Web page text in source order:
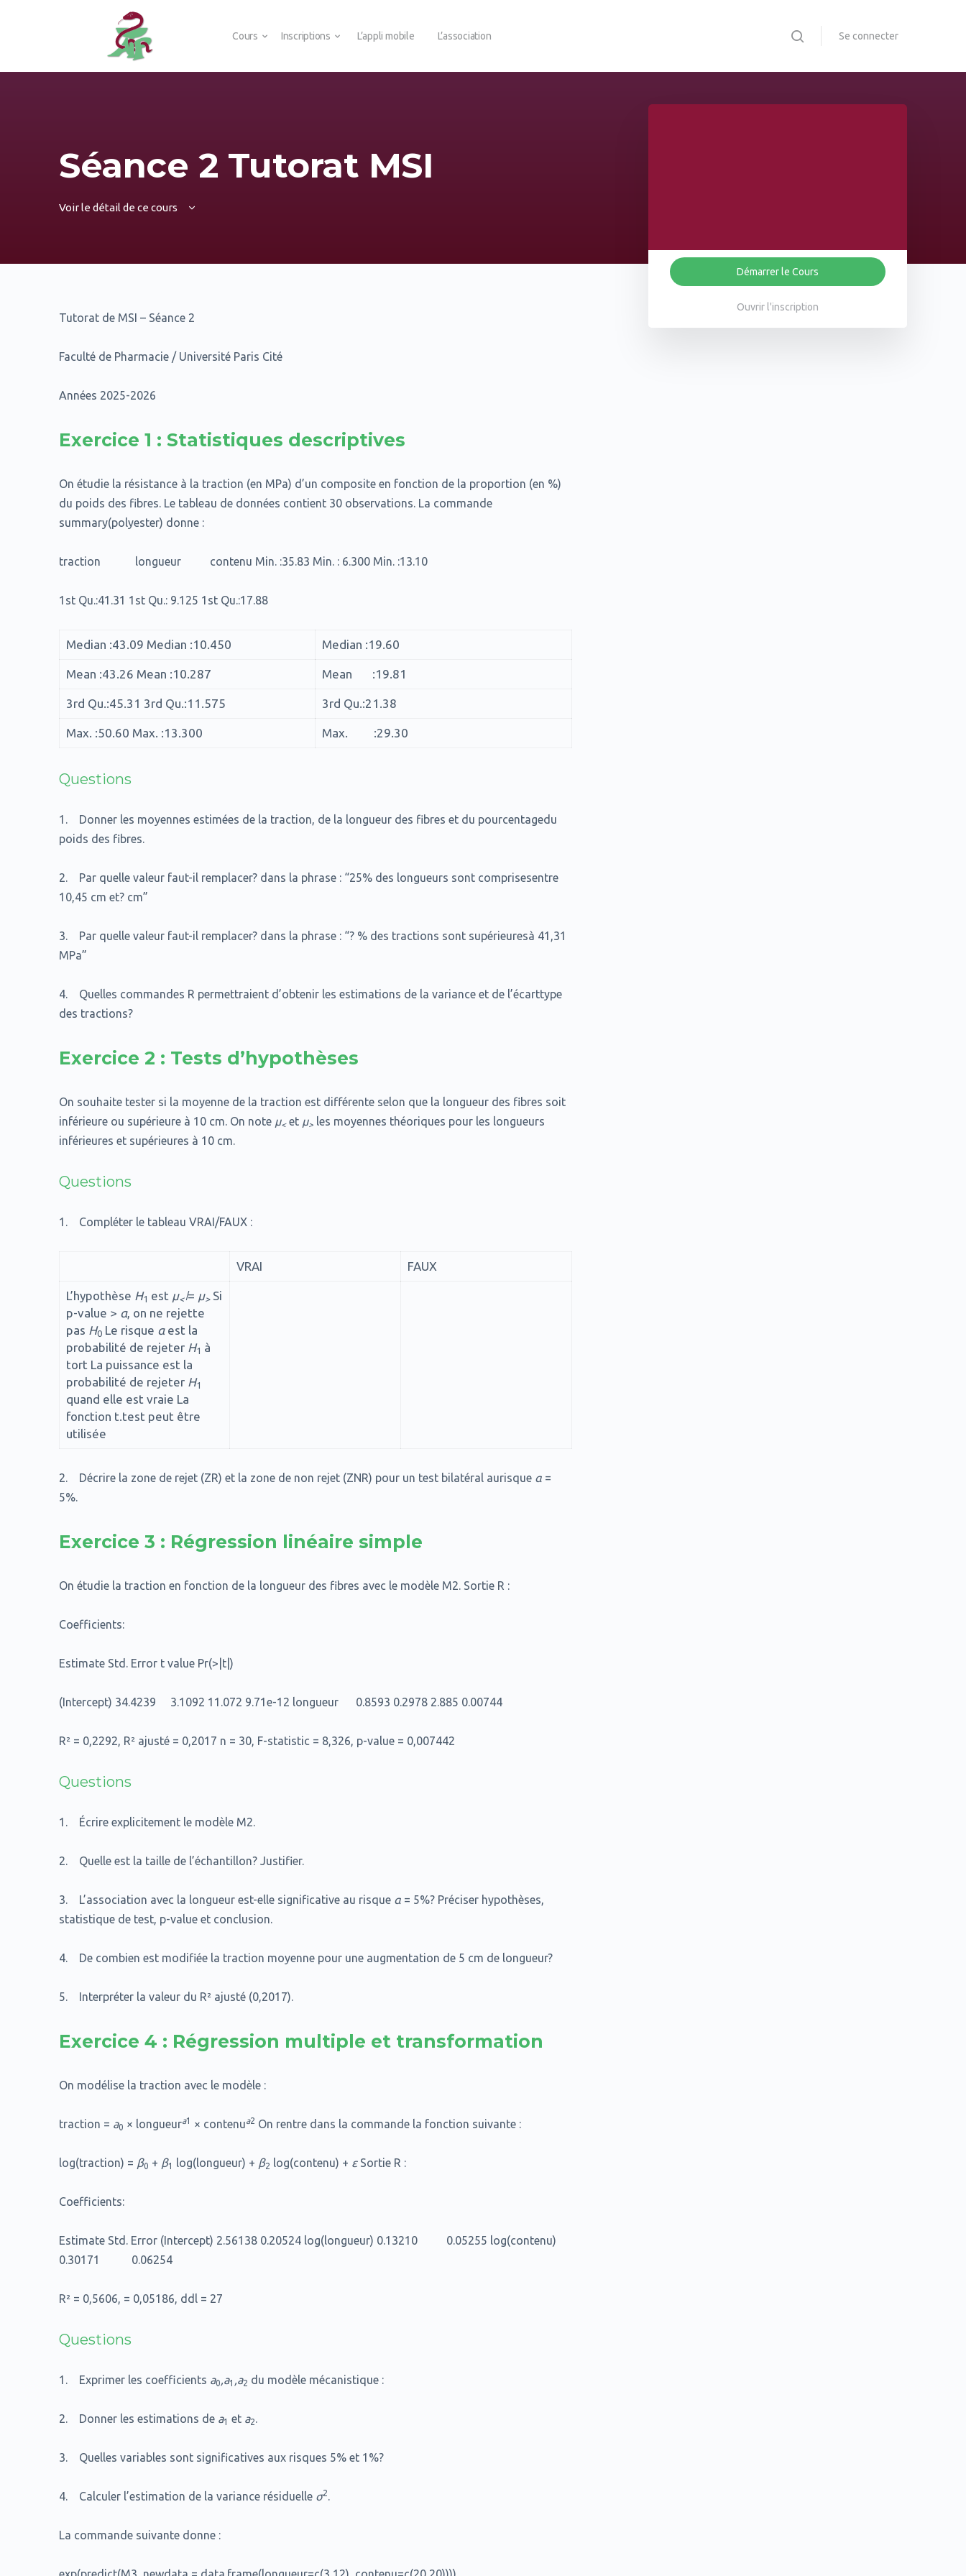
Cours Inscriptions L’appli mobile L’association Se connecter
Séance 2 Tutorat MSI
Voir le détail de ce cours
Tutorat de MSI – Séance 2
Faculté de Pharmacie / Université Paris Cité
Années 2025-2026
Exercice 1 : Statistiques descriptives
On étudie la résistance à la traction (en MPa) d’un composite en fonction de la proportion (en %)
du poids des fibres. Le tableau de données contient 30 observations. La commande
summary(polyester) donne :
traction longueur contenu Min. :35.83 Min. : 6.300 Min. :13.10
1st Qu.:41.31 1st Qu.: 9.125 1st Qu.:17.88
Median :43.09 Median :10.450 Median :19.60
Mean :43.26 Mean :10.287 Mean :19.81
3rd Qu.:45.31 3rd Qu.:11.575 3rd Qu.:21.38
Max. :50.60 Max. :13.300 Max. :29.30
Questions
1. Donner les moyennes estimées de la traction, de la longueur des fibres et du pourcentagedu
poids des fibres.
2. Par quelle valeur faut-il remplacer? dans la phrase : “25% des longueurs sont comprisesentre
10,45 cm et? cm”
3. Par quelle valeur faut-il remplacer? dans la phrase : “? % des tractions sont supérieuresà 41,31
MPa”
4. Quelles commandes R permettraient d’obtenir les estimations de la variance et de l’écarttype
des tractions?
Exercice 2 : Tests d’hypothèses
On souhaite tester si la moyenne de la traction est différente selon que la longueur des fibres soit
inférieure ou supérieure à 10 cm. On note µ<et µ> les moyennes théoriques pour les longueurs
inférieures et supérieures à 10 cm.
Questions
1. Compléter le tableau VRAI/FAUX :
VRAI FAUX
L’hypothèse H1 est µ≮= µ>Si
p-value > α, on ne rejette
pas H0Le risque αest la
probabilité de rejeter H1 à
tort La puissance est la
probabilité de rejeter H1
quand elle est vraie La
fonction t.test peut être
utilisée
2. Décrire la zone de rejet (ZR) et la zone de non rejet (ZNR) pour un test bilatéral aurisque α =
5%.
Exercice 3 : Régression linéaire simple
On étudie la traction en fonction de la longueur des fibres avec le modèle M2. Sortie R :
Coefficients:
Estimate Std. Error t value Pr(>|t|)
(Intercept) 34.4239 3.1092 11.072 9.71e-12 longueur 0.8593 0.2978 2.885 0.00744
R² = 0,2292, R² ajusté = 0,2017 n = 30, F-statistic = 8,326, p-value = 0,007442
Questions
1. Écrire explicitement le modèle M2.
2. Quelle est la taille de l’échantillon? Justifier.
3. L’association avec la longueur est-elle significative au risque α = 5%? Préciser hypothèses,
statistique de test, p-value et conclusion.
4. De combien est modifiée la traction moyenne pour une augmentation de 5 cm de longueur?
5. Interpréter la valeur du R² ajusté (0,2017).
Exercice 4 : Régression multiple et transformation
On modélise la traction avec le modèle :
traction = a0 × longueura1 × contenua2 On rentre dans la commande la fonction suivante :
log(traction) = β0 + β1 log(longueur) + β2 log(contenu) + εSortie R :
Coefficients:
Estimate Std. Error (Intercept) 2.56138 0.20524 log(longueur) 0.13210 0.05255 log(contenu)
0.30171 0.06254
R² = 0,5606, = 0,05186, ddl = 27
Questions
1. Exprimer les coefficients a0,a1 ,a2 du modèle mécanistique :
2. Donner les estimations de a1 et a2.
3. Quelles variables sont significatives aux risques 5% et 1%?
4. Calculer l’estimation de la variance résiduelle σ2.
La commande suivante donne :
Démarrer le Cours
Ouvrir l'inscription